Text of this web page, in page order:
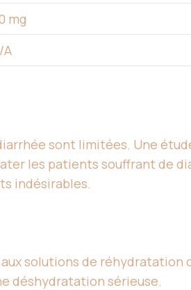
mg
A
sont limitées. Une
les patients souffrant de
indésirables.
solutions de réhydratation
déshydratation sérieuse.